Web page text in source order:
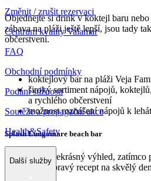
Objednejte si drink v koktejl baru
zábava na pláži ještě lepší, jsou tady
občerstvení.
koktejlový bar na pláži Veja
široký sortiment nápojů,
a rychlého občerstvení
možnost roznášení nápojů k
Splash Lungomare beach bar
Užívejte si překrásný výhled,
protože to je pravý recept na skvělý
Změnit / zrušit rezervaci
Centrum kvality Valamar
FAQ
Obchodní podmínky
Podání stížnosti
Soutěže a propagační akce
Health&Safety
Další služby